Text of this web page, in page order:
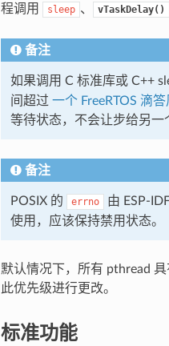
程调用
sleep 、 vTaskDelay()
备注
如果调用 C 标准库或 C++
间超过 一个 FreeRTOS 滴答
等待状态，不会让步给另一
备注
POSIX 的 errno 由 ESP-
使用，应该保持禁用状态。
默认情况下，所有 pthread
此优先级进行更改。
标准功能